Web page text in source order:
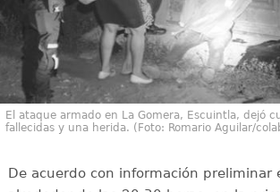
El ataque armado en La Gomera, Escuintla, dejó
fallecidas y una herida. (Foto: Romario Aguilar/
De acuerdo con información preliminar